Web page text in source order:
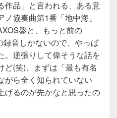
作品」と言われる、ある意
協奏曲第1番「地中海」
盤と、もっと前の
音しかないので、やっぱ
。逆張りして偉そうな話を
ど(笑)、まずは「最も有名
がら全く知られていない
げるのが先かなと思ったの